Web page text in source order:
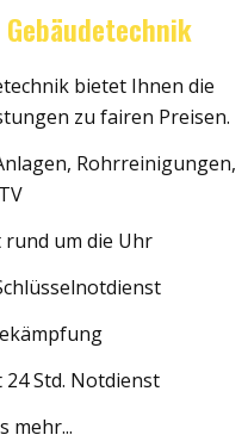
bietet Ihnen die
zu fairen Preisen.
Rohrreinigungen,
um die Uhr
Std. Notdienst
mehr...